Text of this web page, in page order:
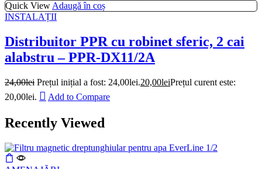
Quick View Adaugă în coș
INSTALAȚII
Distribuitor PPR cu robinet sferic, 2 cai
alabstru – PPR-DX11/2A
24,00lei Prețul inițial a fost: 24,00lei.20,00leiPrețul curent este:
20,00lei.
Add to Compare
Recently Viewed